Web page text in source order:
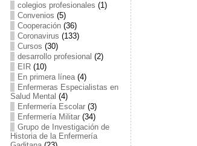
colegios profesionales (1)
Convenios (5)
Cooperación(36)
Coronavirus (133)
Cursos (30)
desarrollo profesional (2)
EIR(10)
En primera línea(4)
Enfermeras Especialistas en
Salud Mental (4)
Enfermería Escolar(3)
Enfermería Militar(34)
Grupo de Investigación de
Historia de la Enfermería